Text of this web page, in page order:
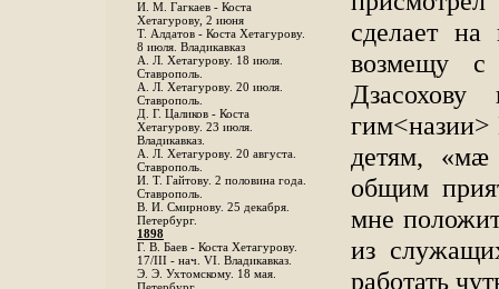
И. М. Гагкаев - Коста
Хетагурову, 2 июня
Т. Алдатов - Коста Хетагурову.
8 июля. Владикавказ
А. Л. Хетагурову. 18 июля.
Ставрополь.
А. Л. Хетагурову. 20 июля.
Ставрополь.
Д. Г. Цаликов - Коста
Хетагурову. 23 июля.
Владикавказ.
А. Л. Хетагурову. 20 августа.
Ставрополь.
И. Т. Гайтову. 2 половина года.
Ставрополь.
В. И. Смирнову. 25 декабря.
Петербург.
1898
Г. В. Баев - Коста Хетагурову.
17/III - нач. VI. Владикавказ.
Э. Э. Ухтомскому. 18 мая.
сделает
возмещу с
детям,
общим
мне
из
работать